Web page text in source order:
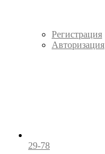
Регистрация
Авторизация
29-78